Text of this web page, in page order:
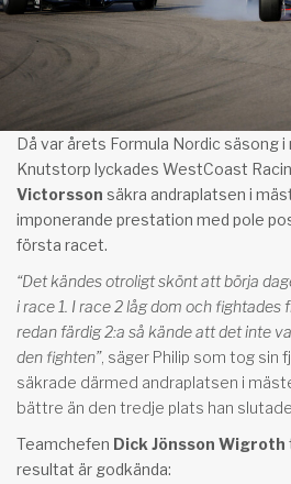
Då var årets Formula Nordic säsong i
Knutstorp lyckades WestCoast
Victorsson säkra andraplatsen i
imponerande prestation med pole
första racet.
“Det kändes otroligt skönt att börja
i race 1. I race 2 låg dom och
redan färdig 2:a så kände att det inte
den fighten”, säger Philip som tog sin
säkrade därmed andraplatsen i
bättre än den tredje plats han
Teamchefen Dick Jönsson Wigroth
resultat är godkända: